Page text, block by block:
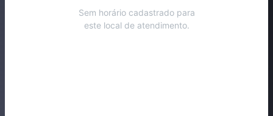
Sem horário cadastrado para
este local de atendimento.